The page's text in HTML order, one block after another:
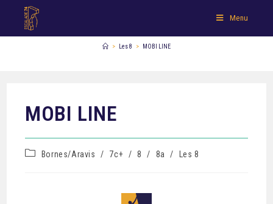
Menu
> Les 8 > MOBI LINE
MOBI LINE
Bornes/Aravis / 7c+ / 8 / 8a / Les 8